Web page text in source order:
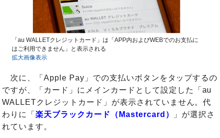
「au WALLETクレジットカード」は「APP内およびWEBでのお支払に
はご利用できません」と表示される
拡大画像表示
次に、「Apple Pay」での支払いボタンをタップするの
ですが、「カード」にメインカードとして設定した「au
WALLETクレジットカード」が表示されていません。代
わりに「楽天ブラックカード（Mastercard）
」が選択さ
れています。